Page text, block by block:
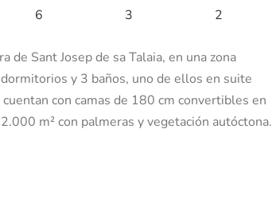
6 3 2
de Sant Josep de sa Talaia, en una zona
y 3 baños, uno de ellos en suite
con camas de 180 cm convertibles en
m² con palmeras y vegetación autóctona.